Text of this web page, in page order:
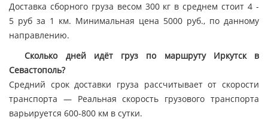
Доставка сборного груза весом 300 кг в среднем стоит 4 -
5 руб за 1 км. Минимальная цена 5000 руб., по данному
направлению.
Сколько дней идёт груз по маршруту Иркутск в
Севастополь?
Средний срок доставки груза рассчитывает от скорости
транспорта — Реальная скорость грузового транспорта
варьируется 600-800 км в сутки.